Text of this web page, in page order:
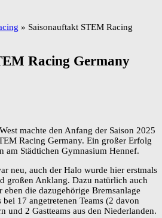
» Saisonauftakt STEM Racing
Racing Germany
machte den Anfang der Saison 2025
Racing Germany. Ein großer Erfolg
am Städtichen Gymnasium Hennef.
neu, auch der Halo wurde hier erstmals
großen Anklang. Dazu natürlich auch
eben die dazugehörige Bremsanlage
17 angetretenen Teams (2 davon
und 2 Gastteams aus den Niederlanden.